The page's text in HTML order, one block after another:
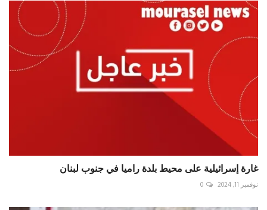
غارة إسرائيلية على محيط بلدة راميا في جنوب لبنان
نوفمبر 11, 2024 0